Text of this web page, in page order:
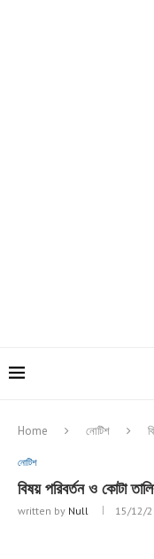
Home নোটিশ
নোটিশ
বিষয় পরিবর্তন ও কোটা
written by Null 15/12/